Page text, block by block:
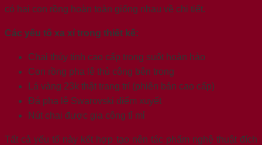
có hai con rồng hoàn toàn giống nhau về chi tiết.
Các yếu tố xa xỉ trong thiết kế:
Chai thủy tinh cao cấp trong suốt hoàn hảo
Con rồng pha lê thủ công bên trong
Lá vàng 23k thật trang trí (phiên bản cao cấp)
Đá pha lê Swarovski điểm xuyết
Nút chai được gia công tỉ mỉ
Tất cả yếu tố này kết hợp tạo nên tác phẩm nghệ thuật đích